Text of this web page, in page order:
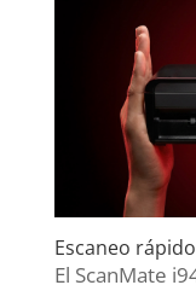
Escaneo
El ScanMate